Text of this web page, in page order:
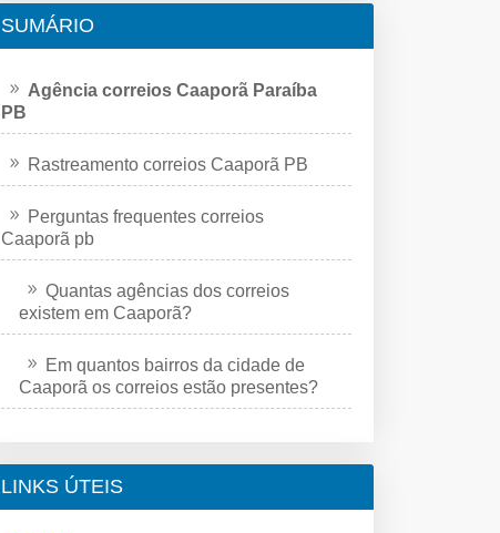
SUMÁRIO
Agência correios Caaporã Paraíba
PB
Rastreamento correios Caaporã PB
Perguntas frequentes correios
Caaporã pb
Quantas agências dos correios
existem em Caaporã?
Em quantos bairros da cidade de
Caaporã os correios estão presentes?
LINKS ÚTEIS